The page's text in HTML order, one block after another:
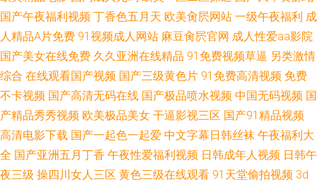
国产午夜福利视频 丁香色五月天 欧美肏屄网站 一级午夜福利 成
人精品A片免费 91视频成人网站 麻豆肏屄官网 成人性爱aa影院
国产美女在线免费 久久亚洲在线精品 91免费视频草逼 另类激情
综合 在线观看国产视频 国产三级黄色片 91免费高清视频 免费
不卡视频 国产高清无码在线 国产极品喷水视频 中国无码视频 国
产精品秀秀视频 欧美极品美女 干逼影视三区 国产91精品视频
高清电影下载 国产一起色一起爱 中文字幕日韩丝袜 午夜福利大
全 国产亚洲五月丁香 午夜性爱福利视频 日韩成年人视频 日韩午
夜三级 操四川女人三区 黄色三级在线观看 91天堂偷拍视频 3d